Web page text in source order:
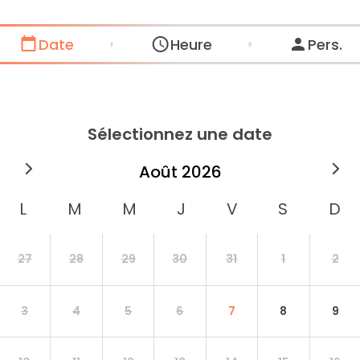
Date Heure Pers.
Sélectionnez une date
août 2026
27 28 29 30 31 1 2
3 4 5 6 7 8 9